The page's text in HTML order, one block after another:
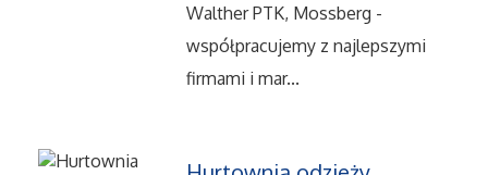
Ćwiczenia
Imprezy Integracyjne
Walther PTK, Mossberg -
współpracujemy z najlepszymi
firmami i mar...